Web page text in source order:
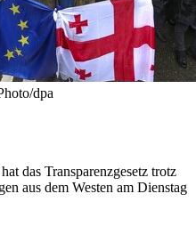
dpa
das Transparenzgesetz trotz
aus dem Westen am Dienstag